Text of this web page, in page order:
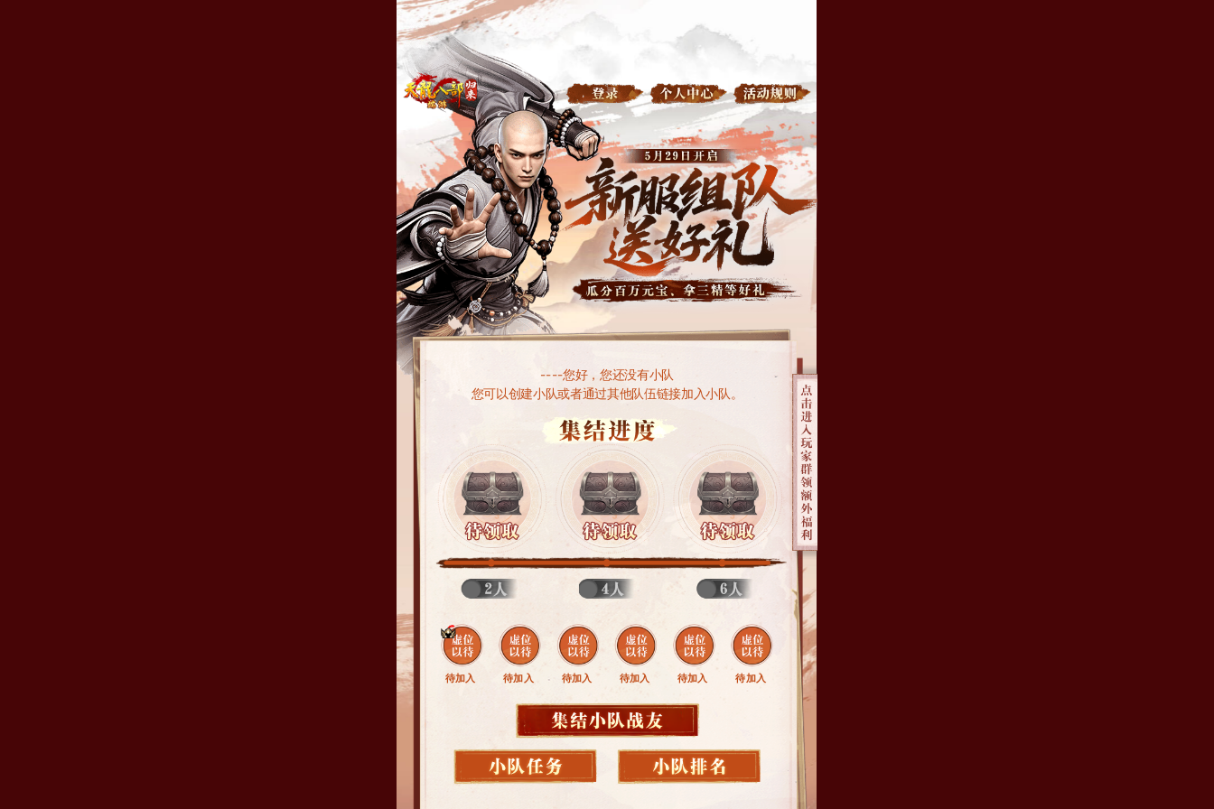
----您好，您还没有小队
您可以创建小队或者通过其他队伍链接加入小队。
待加入 待加入 待加入 待加入 待加入 待加入